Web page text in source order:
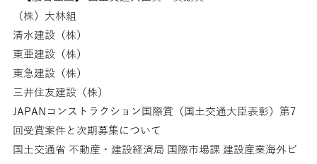
（株）大林組
清水建設（株）
東亜建設（株）
東急建設（株）
三井住友建設（株）
JAPANコンストラクション国際賞（国土交通大臣表彰）第7
回受賞案件と次期募集について
国土交通省 不動産・建設経済局 国際市場課 建設産業海外ビ